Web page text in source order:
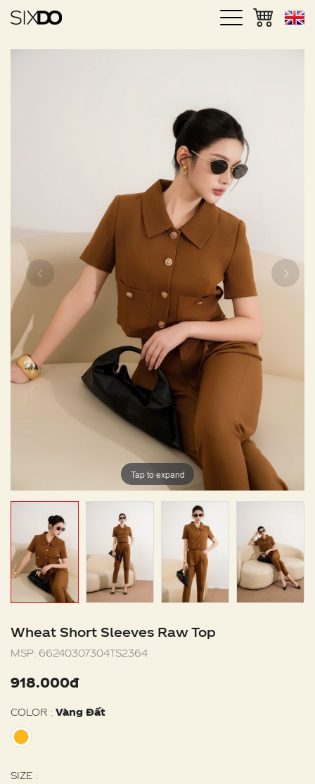
Tap to expand
Wheat Short Sleeves Raw Top
MSP: 66240307304TS2364
918.000đ
COLOR : Vàng Đất
SIZE :